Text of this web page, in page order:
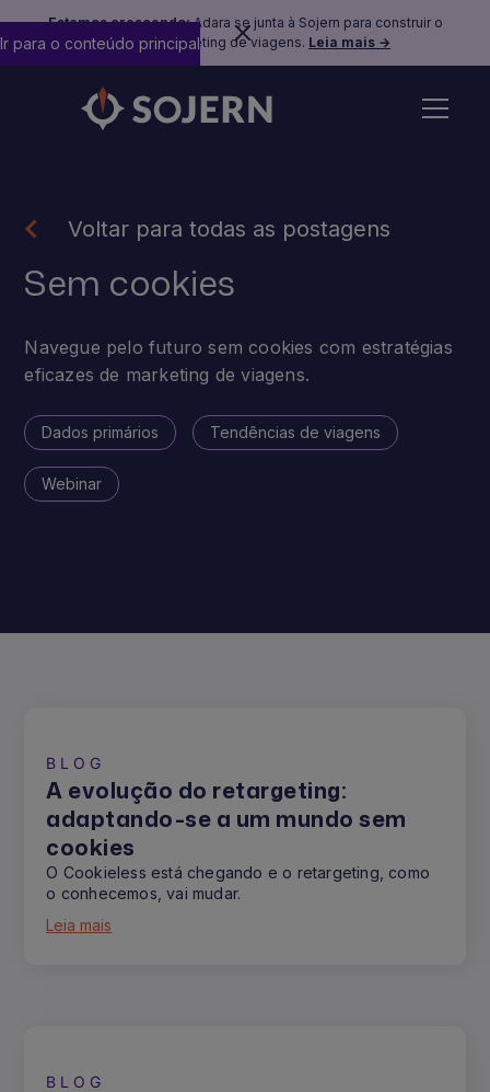
Estamos crescendo:Adara se junta à Sojern para construir o
futuro do marketing de viagens. Leia mais →
Ir para o conteúdo principal
Voltar para todas as postagens
Sem cookies
Navegue pelo futuro sem cookies com estratégias
eficazes de marketing de viagens.
Dados primários Tendências de viagens
Webinar
BLOG
A evolução do retargeting:
adaptando-se a um mundo sem
cookies
O Cookieless está chegando e o retargeting, como
o conhecemos, vai mudar.
Leia mais
BLOG